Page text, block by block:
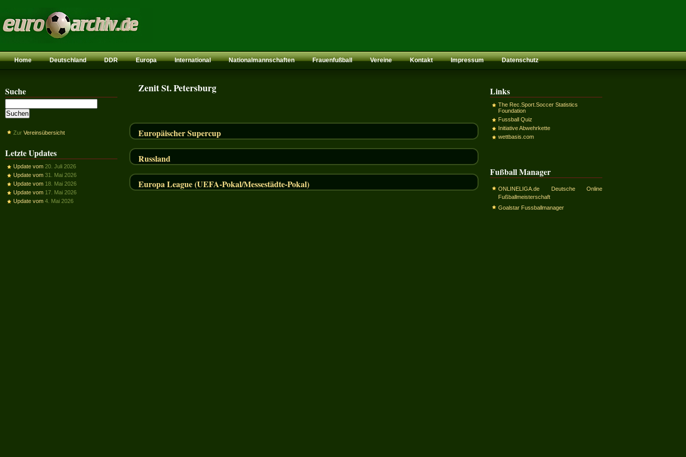
Home Deutschland DDR Europa International Nationalmannschaften Frauenfußball Vereine Kontakt Impressum Datenschutz
Suche
Zur Vereinsübersicht
Letzte Updates
Update vom 20. Juli 2026
Update vom 31. Mai 2026
Update vom 18. Mai 2026
Update vom 17. Mai 2026
Update vom 4. Mai 2026
Zenit St. Petersburg
Europäischer Supercup
Russland
Europa League (UEFA-Pokal/Messestädte-Pokal)
Links
The Rec.Sport.Soccer Statistics
Foundation
Fussball Quiz
Initiative Abwehrkette
wettbasis.com
Fußball Manager
ONLINELIGA.de Deutsche Online
Fußballmeisterschaft
Goalstar Fussballmanager